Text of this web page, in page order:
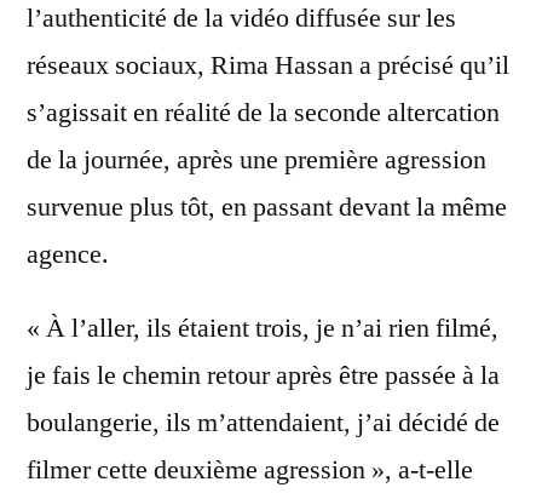
l’authenticité de la vidéo diffusée sur les
réseaux sociaux, Rima Hassan a précisé qu’il
s’agissait en réalité de la seconde altercation
de la journée, après une première agression
survenue plus tôt, en passant devant la même
agence.
« À l’aller, ils étaient trois, je n’ai rien filmé,
je fais le chemin retour après être passée à la
boulangerie, ils m’attendaient, j’ai décidé de
filmer cette deuxième agression », a-t-elle